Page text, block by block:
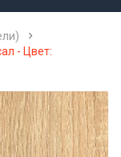
- Цвет: